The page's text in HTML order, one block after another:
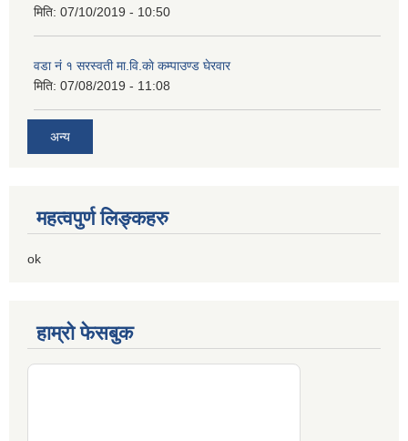
मिति: 07/10/2019 - 10:50
वडा नं १ सरस्वती मा.वि.काे कम्पाउण्ड घेरवार
मिति: 07/08/2019 - 11:08
अन्य
महत्वपुर्ण लिङ्कहरु
ok
हाम्रो फेसबुक